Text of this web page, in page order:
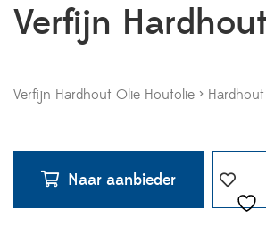
Verfijn
Verfijn Hardhout Olie Houtolie >
Naar aanbieder